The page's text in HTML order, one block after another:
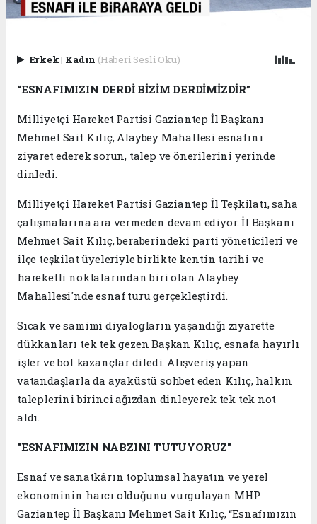
Erkek| Kadın (Haberi Sesli Oku)
“ESNAFIMIZIN DERDİ BİZİM DERDİMİZDİR”
Milliyetçi Hareket Partisi Gaziantep İl Başkanı
Mehmet Sait Kılıç, Alaybey Mahallesi esnafını
ziyaret ederek sorun, talep ve önerilerini yerinde
dinledi.
Milliyetçi Hareket Partisi Gaziantep İl Teşkilatı, saha
çalışmalarına ara vermeden devam ediyor. İl Başkanı
Mehmet Sait Kılıç, beraberindeki parti yöneticileri ve
ilçe teşkilat üyeleriyle birlikte kentin tarihi ve
hareketli noktalarından biri olan Alaybey
Mahallesi'nde esnaf turu gerçekleştirdi.
Sıcak ve samimi diyalogların yaşandığı ziyarette
dükkanları tek tek gezen Başkan Kılıç, esnafa hayırlı
işler ve bol kazançlar diledi. Alışveriş yapan
vatandaşlarla da ayaküstü sohbet eden Kılıç, halkın
taleplerini birinci ağızdan dinleyerek tek tek not
aldı.
"ESNAFIMIZIN NABZINI TUTUYORUZ"
Esnaf ve sanatkârın toplumsal hayatın ve yerel
ekonominin harcı olduğunu vurgulayan MHP
Gaziantep İl Başkanı Mehmet Sait Kılıç, “Esnafımızın